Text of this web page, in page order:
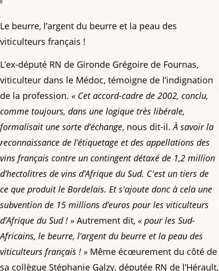
Le beurre, l’argent du beurre et la peau des
viticulteurs français !
L’ex-député RN de Gironde Grégoire de Fournas,
viticulteur dans le Médoc, témoigne de l’indignation
de la profession. « Cet accord-cadre de 2002, conclu,
comme toujours, dans une logique très libérale,
formalisait une sorte d’échange, nous dit-il.À savoir la
reconnaissance de l’étiquetage et des appellations des
vins français contre un contingent détaxé de 1,2 million
d’hectolitres de vins d’Afrique du Sud. C'est un tiers de
ce que produit le Bordelais. Et s'ajoute donc à cela une
subvention de 15 millions d’euros pour les viticulteurs
d’Afrique du Sud ! » Autrement dit, « pour les Sud-
Africains, le beurre, l’argent du beurre et la peau des
viticulteurs français ! » Même écœurement du côté de
sa collègue Stéphanie Galzy, députée RN de l’Hérault,